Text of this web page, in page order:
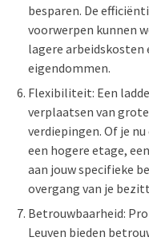
besparen. De
voorwerpen kunnen
lagere arbeidskosten
eigendommen.
Flexibiliteit: Een
verplaatsen van
verdiepingen. Of je
een hogere etage,
aan jouw specifieke
overgang van je
Betrouwbaarheid:
Leuven bieden